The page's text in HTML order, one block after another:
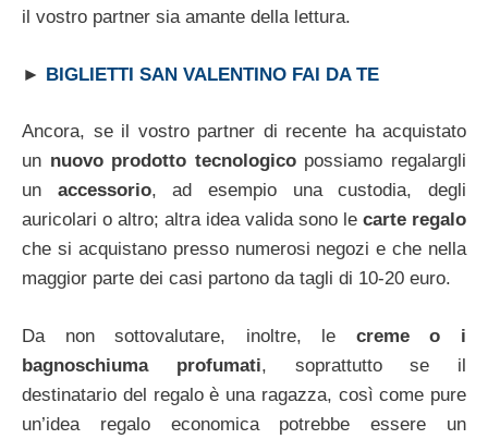
il vostro partner sia amante della lettura.
► BIGLIETTI SAN VALENTINO FAI DA TE
Ancora, se il vostro partner di recente ha acquistato
un nuovo prodotto tecnologicopossiamo regalargli
un accessorio, ad esempio una custodia, degli
auricolari o altro; altra idea valida sono le carte regalo
che si acquistano presso numerosi negozi e che nella
maggior parte dei casi partono da tagli di 10-20 euro.
Da non sottovalutare, inoltre, le creme o i
bagnoschiuma profumati, soprattutto se il
destinatario del regalo è una ragazza, così come pure
un’idea regalo economica potrebbe essere un